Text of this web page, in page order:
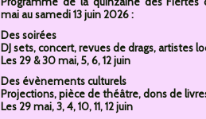
mai au samedi 13 juin 2026 :
Des soirées
DJ sets, concert, revues de drags, artistes
Les 29 & 30 mai, 5, 6, 12 juin
Des évènements culturels
Projections, pièce de théâtre, dons de
Les 29 mai, 3, 4, 10, 11, 12 juin